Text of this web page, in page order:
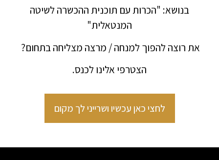
בנושא: "הכרות עם תוכנית ההכשרה לשיטה
המנטאלית"
את רוצה להפוך למנחה / מרצה מצליחה בתחום?
הצטרפי אלינו לכנס.
לחצי כאן עכשיו ושרייני לך מקום